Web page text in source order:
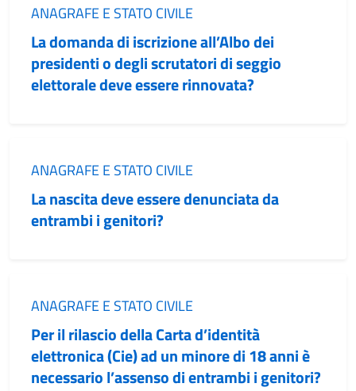
Categoria:
ANAGRAFE E STATO CIVILE
La domanda di iscrizione all’Albo dei
presidenti o degli scrutatori di seggio
elettorale deve essere rinnovata?
Categoria:
ANAGRAFE E STATO CIVILE
La nascita deve essere denunciata da
entrambi i genitori?
Categoria:
ANAGRAFE E STATO CIVILE
Per il rilascio della Carta d’identità
elettronica (Cie) ad un minore di 18 anni è
necessario l’assenso di entrambi i genitori?